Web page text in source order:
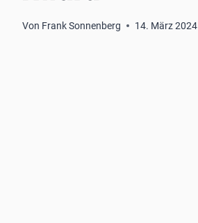
Von Frank Sonnenberg 14. März 2024